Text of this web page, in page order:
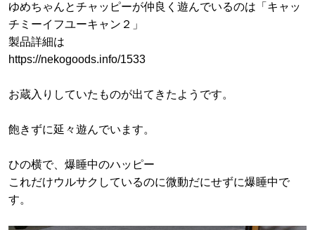
ゆめちゃんとチャッピーが仲良く遊んでいるのは「キャッ
チミーイフユーキャン２」
製品詳細は
https://nekogoods.info/1533
お蔵入りしていたものが出てきたようです。
飽きずに延々遊んでいます。
ひの横で、爆睡中のハッピー
これだけウルサクしているのに微動だにせずに爆睡中で
す。